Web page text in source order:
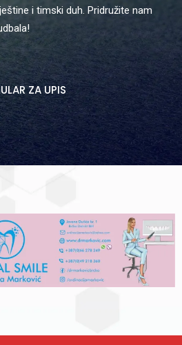
i timski duh. Pridružite nam
ZA UPIS